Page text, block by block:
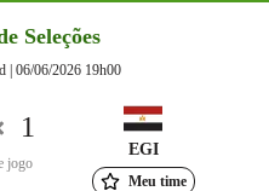
Seleções
| 06/06/2026 19h00
1
jogo
EGI
Meu time